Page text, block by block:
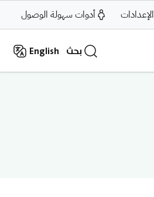
الإعدادات أدوات سهولة الوصول
بحث English